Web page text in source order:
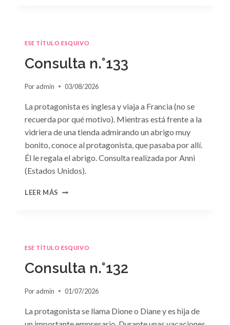
ESE TÍTULO ESQUIVO
Consulta n.°133
Por admin 03/08/2026
La protagonista es inglesa y viaja a Francia (no se
recuerda por qué motivo). Mientras está frente a la
vidriera de una tienda admirando un abrigo muy
bonito, conoce al protagonista, que pasaba por allí.
Él le regala el abrigo. Consulta realizada por Anni
(Estados Unidos).
LEER MÁS CONSULTA
ESE TÍTULO ESQUIVO
Consulta n.°132
Por admin 01/07/2026
La protagonista se llama Dione o Diane y es hija de